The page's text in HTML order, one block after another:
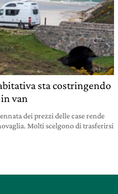
sta costringendo
van
dei prezzi delle case rende
Molti scelgono di trasferirsi